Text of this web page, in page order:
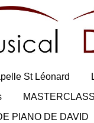
St Léonard
PIANO DE DAVID